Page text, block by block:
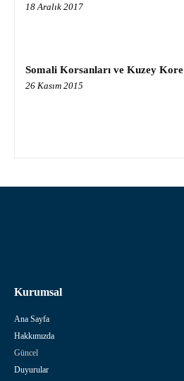
18 Aralık 2017
Somali Korsanları ve Kuzey Kore
26 Kasım 2015
Kurumsal
Ana Sayfa
Hakkımızda
Güncel
Duyurular